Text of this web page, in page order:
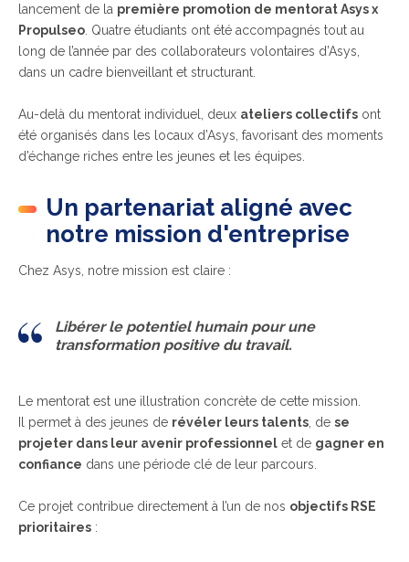
lancement de la première promotion de mentorat Asys x
Propulseo . Quatre étudiants ont été accompagnés tout au
long de l’année par des collaborateurs volontaires d’Asys,
dans un cadre bienveillant et structurant.
Au-delà du mentorat individuel, deux ateliers collectifs ont
été organisés dans les locaux d’Asys, favorisant des moments
d’échange riches entre les jeunes et les équipes.
Un partenariat aligné avec
notre mission d'entreprise
Chez Asys, notre mission est claire :
Libérer le potentiel humain pour une
transformation positive du travail.
Le mentorat est une illustration concrète de cette mission.
Il permet à des jeunes de révéler leurs talents , de se
projeter dans leur avenir professionnel et de gagner en
confiance dans une période clé de leur parcours.
Ce projet contribue directement à l’un de nos objectifs RSE
prioritaires :